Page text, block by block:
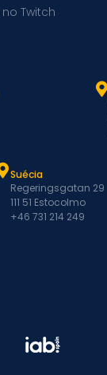
Twitch
Suécia
Regeringsgatan 29
111 51 Estocolmo
+46 731 214 249